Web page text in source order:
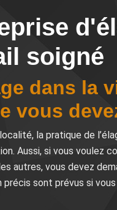
soigné
dans la
vous
la pratique de
Aussi, si vous
autres, vous devez
précis sont prévus si